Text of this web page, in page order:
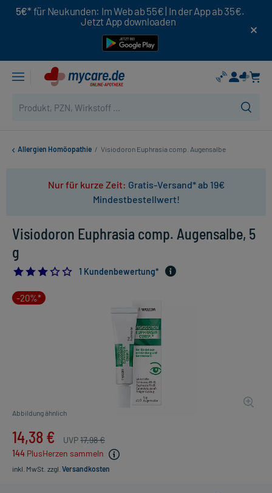
5€* für Neukunden: Im Web ab 55€ | In der App ab 35€.
Jetzt App downloaden
Allergien Homöopathie / Visiodoron Euphrasia comp. Augensalbe
Nur für kurze Zeit: Gratis-Versand* ab 19€
Mindestbestellwert!
Visiodoron Euphrasia comp. Augensalbe, 5
g
3.01 Kundenbewertung*
-20%*
Abbildung ähnlich
14,38 € UVP17,98 €
144 PlusHerzen sammeln
inkl. MwSt. zzgl. Versandkosten